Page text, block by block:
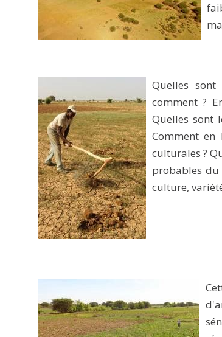
Quelles
comment ?
Quelles sont
Comment en
culturales ?
probables du
culture,